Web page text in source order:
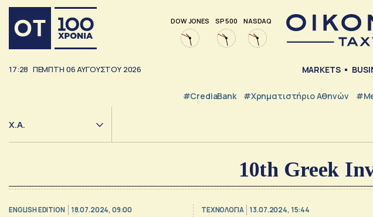
DOW JONES SP 500 NASDAQ
17:28 ΠΕΜΠΤΗ 06ΑΥΓΟΥΣΤΟΥ 2026 MARKETS
#CrediaBank #Χρηματιστήριο Αθηνών
Χ.Α.
10th Greek
ENGLISH EDITION 18.07.2024, 09:00 ΤΕΧΝΟΛΟΓΙΑ 13.07.2024, 15:44